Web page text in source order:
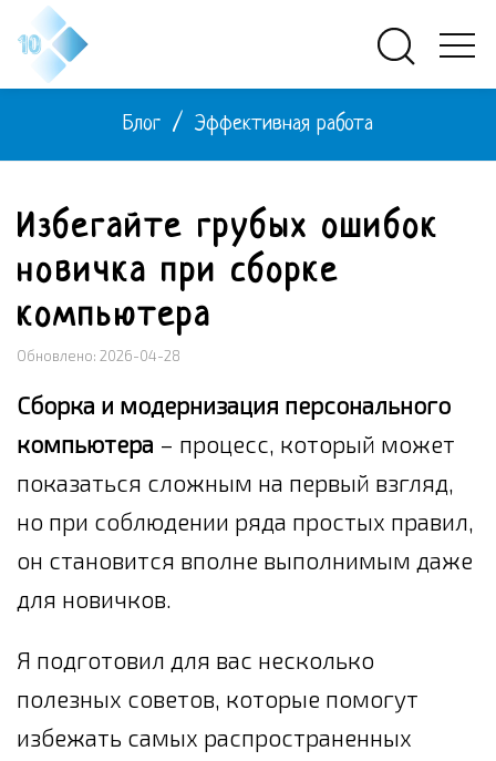
Блог / Эффективная работа
Избегайте грубых ошибок
новичка при сборке
компьютера
Обновлено: 2026-04-28
Сборка и модернизация персонального
компьютера – процесс, который может
показаться сложным на первый взгляд,
но при соблюдении ряда простых правил,
он становится вполне выполнимым даже
для новичков.
Я подготовил для вас несколько
полезных советов, которые помогут
избежать самых распространенных